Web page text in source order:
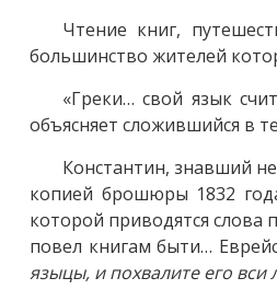
Чтение книг,
большинство жителей
«Греки… свой язык
объясняет сложившийся в
Константин, знавший
копией брошюры 1832
которой приводятся
повел книгам быти…
языцы, и похвалите его вси